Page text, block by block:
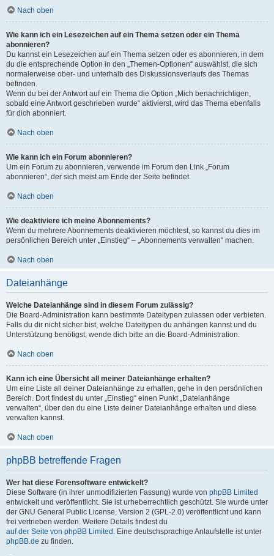
Nach oben
Wie kann ich ein Lesezeichen auf ein Thema setzen oder ein Thema
abonnieren?
Du kannst ein Lesezeichen auf ein Thema setzen oder es abonnieren, in dem
du die entsprechende Option in den „Themen-Optionen“ auswählst, die sich
normalerweise ober- und unterhalb des Diskussionsverlaufs des Themas
befinden.
Wenn du bei der Antwort auf ein Thema die Option „Mich benachrichtigen,
sobald eine Antwort geschrieben wurde“ aktivierst, wird das Thema ebenfalls
für dich abonniert.
Nach oben
Wie kann ich ein Forum abonnieren?
Um ein Forum zu abonnieren, verwende im Forum den Link „Forum
abonnieren“, der sich meist am Ende der Seite befindet.
Nach oben
Wie deaktiviere ich meine Abonnements?
Wenn du mehrere Abonnements deaktivieren möchtest, so kannst du dies im
persönlichen Bereich unter „Einstieg“ – „Abonnements verwalten“ machen.
Nach oben
Dateianhänge
Welche Dateianhänge sind in diesem Forum zulässig?
Die Board-Administration kann bestimmte Dateitypen zulassen oder verbieten.
Falls du dir nicht sicher bist, welche Dateitypen du anhängen kannst und du
Unterstützung benötigst, wende dich bitte an die Board-Administration.
Nach oben
Kann ich eine Übersicht all meiner Dateianhänge erhalten?
Um eine Liste all deiner Dateianhänge zu erhalten, gehe in den persönlichen
Bereich. Dort findest du unter „Einstieg“ einen Punkt „Dateianhänge
verwalten“, über den du eine Liste deiner Dateianhänge erhalten und diese
verwalten kannst.
Nach oben
phpBB betreffende Fragen
Wer hat diese Forensoftware entwickelt?
Diese Software (in ihrer unmodifizierten Fassung) wurde von phpBB Limited
entwickelt und veröffentlicht. Sie ist urheberrechtlich geschützt. Sie wurde unter
der GNU General Public License, Version 2 (GPL-2.0) veröffentlicht und kann
frei vertrieben werden. Weitere Details findest du
auf der Seite von phpBB Limited . Eine deutschsprachige Anlaufstelle ist unter
phpBB.de zu finden.